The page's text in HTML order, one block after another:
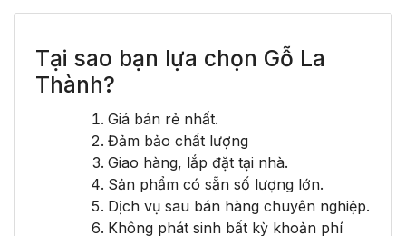
Tại sao bạn lựa chọn Gỗ La
Thành?
Giá bán rẻ nhất.
Đảm bảo chất lượng
Giao hàng, lắp đặt tại nhà.
Sản phẩm có sẵn số lượng lớn.
Dịch vụ sau bán hàng chuyên nghiệp.
Không phát sinh bất kỳ khoản phí